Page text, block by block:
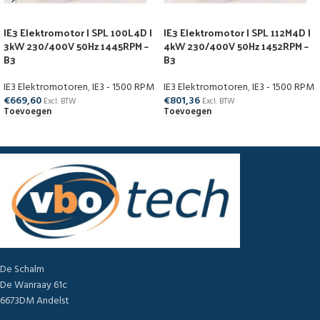
IE3 Elektromotor | SPL 100L4D |
3kW 230/400V 50Hz 1445RPM –
B3
IE3 Elektromotoren,IE3 - 1500 RPM
€669,60 Excl. BTW
Toevoegen
IE3 Elektromotor | SPL 112M4D |
4kW 230/400V 50Hz 1452RPM –
B3
IE3 Elektromotoren,IE3 - 1500 RPM
€801,36 Excl. BTW
Toevoegen
De Schalm
De Wanraay 61c
6673DM Andelst